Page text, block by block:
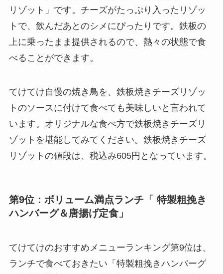
リゾット」です。チーズがたっぷり入ったリゾッ
トで、飲んだあとのシメにぴったりです。鉄板の
上に乗ったまま提供されるので、熱々の状態で食
べることができます。
てけてけ自慢の焼き鳥を、鉄板焼きチーズリゾッ
トのソースに付けて食べても美味しいと言われて
います。オリジナルな食べ方で鉄板焼きチーズリ
ゾットを堪能してみてください。鉄板焼きチーズ
リゾットの値段は、税込み605円となっています。
第9位：ボリューム満点ランチ「 特製粗挽き
ハンバーグ＆唐揚げ定食」
てけてけのおすすめメニューランキング第9位は、
ランチで食べておきたい「特製粗挽きハンバーグ